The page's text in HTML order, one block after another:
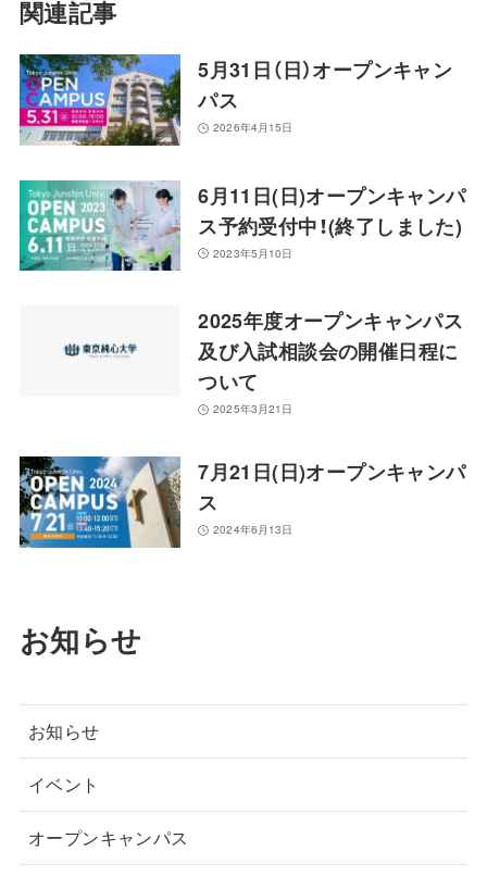
関連記事
5月31日（日）オープンキャン
パス
2026年4月15日
6月11日(日)オープンキャンパ
ス予約受付中！(終了しました)
2023年5月10日
2025年度オープンキャンパス
及び入試相談会の開催日程に
ついて
2025年3月21日
7月21日(日)オープンキャンパ
ス
2024年6月13日
お知らせ
お知らせ
イベント
オープンキャンパス